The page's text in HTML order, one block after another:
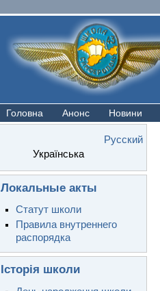
Головна Анонс Новини
Русский
Українська
Локальные акты
Статут школи
Правила внутреннего
распорядка
Історія школи